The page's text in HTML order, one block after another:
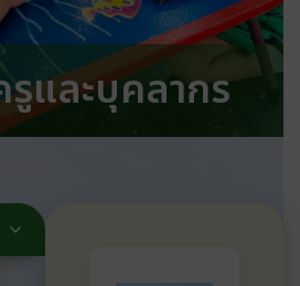
และบุคลากร